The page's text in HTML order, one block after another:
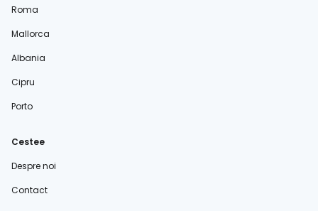
Roma
Mallorca
Albania
Cipru
Porto
Cestee
Despre noi
Contact